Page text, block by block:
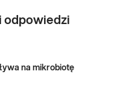
odpowiedzi
na mikrobiotę